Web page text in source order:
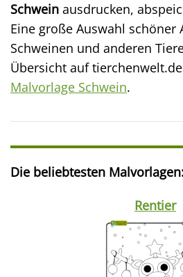
Schwein ausdrucken,
Eine große Auswahl
Schweinen und anderen
Übersicht auf
Malvorlage Schwein.
Die beliebtesten
Rentier